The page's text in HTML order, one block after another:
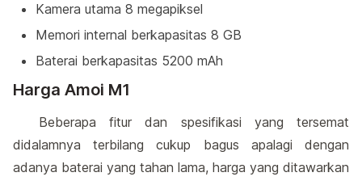
Kamera utama 8 megapiksel
Memori internal berkapasitas 8 GB
Baterai berkapasitas 5200 mAh
Harga Amoi M1
Beberapa fitur dan spesifikasi yang tersemat
didalamnya terbilang cukup bagus apalagi dengan
adanya baterai yang tahan lama, harga yang ditawarkan